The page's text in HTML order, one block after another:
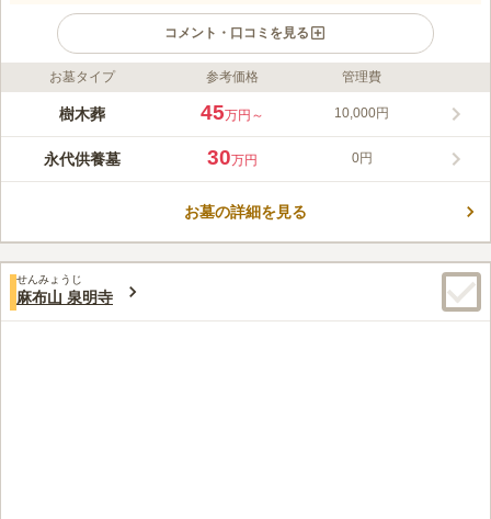
コメント・口コミを見る
ライフドット編集部のコメント
都会の中にありながら、静寂と安らぎに包まれた大教寺「青葉台
ます。山門をくぐれば広々とした境内が広がり、竹林や本堂、四
季折々の花々が訪れる方の心をやさしく癒し、静かにお参りいた
由緒ある寺院でありながら、「テラヨガ」や写経、マルシェ、音
この霊園はまだ誰からも評価されていません。
お墓タイプ 参考価格 管理費
樹木葬 45万円～ 10,000円
永代供養墓 30万円 0円
お墓の詳細を見る
せんみょうじ
麻布山 泉明寺